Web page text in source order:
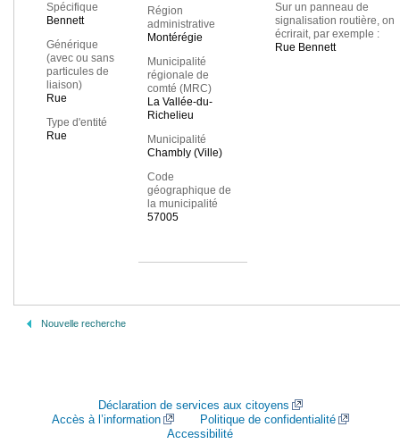
Spécifique
Bennett
Générique
(avec ou sans
particules de
liaison)
Rue
Type d'entité
Rue
Région
administrative
Montérégie
Municipalité
régionale de
comté (MRC)
La Vallée-du-
Richelieu
Municipalité
Chambly (Ville)
Code
géographique de
la municipalité
57005
Sur un panneau de
signalisation routière, on
écrirait, par exemple :
Rue Bennett
Nouvelle recherche
Déclaration de services aux citoyens
Accès à l’information
Politique de confidentialité
Accessibilité